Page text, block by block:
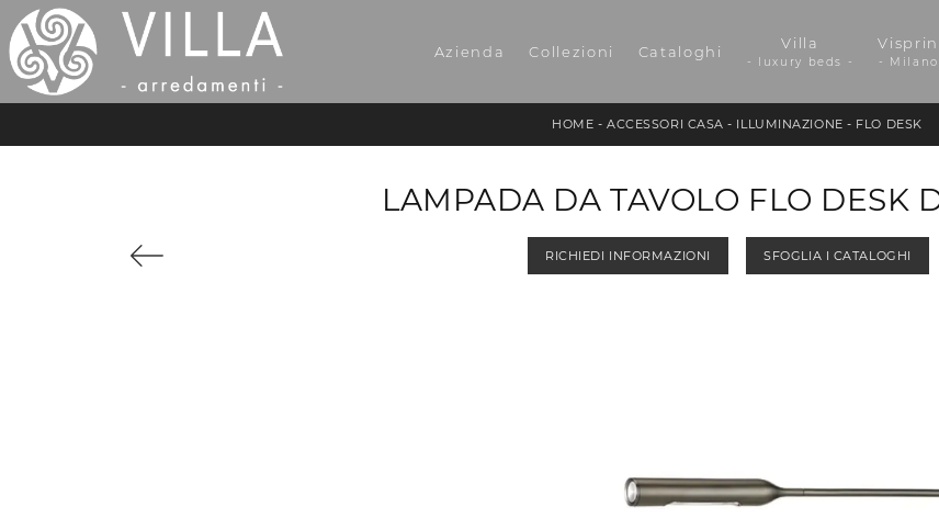
Azienda Collezioni Cataloghi Villa
- luxury beds - -
HOME -ACCESSORI CASA - ILLUMINAZIONE - FLO DESK
LAMPADA DA TAVOLO FLO DESK
RICHIEDI INFORMAZIONI SFOGLIA I CATALOGHI